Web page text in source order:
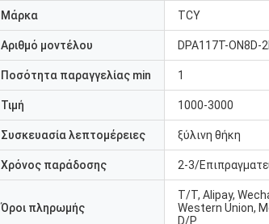
Μάρκα TCY
Αριθμό μοντέλου DPA117T-ON8D-
Ποσότητα παραγγελίας min 1
Τιμή 1000-3000
Συσκευασία λεπτομέρειες ξύλινη θήκη
Χρόνος παράδοσης 2-3/
Όροι πληρωμής
Τ/Τ, Alipay,
Western Union,
D/P